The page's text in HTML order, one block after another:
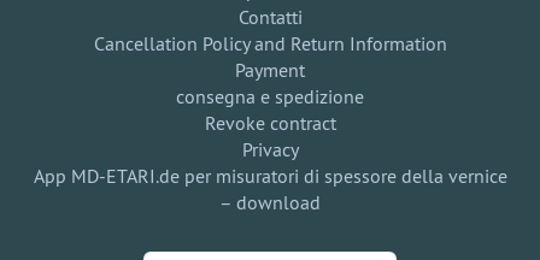
Contatti
Cancellation Policy and Return Information
Payment
consegna e spedizione
Revoke contract
Privacy
App MD-ETARI.de per misuratori di spessore della vernice
– download